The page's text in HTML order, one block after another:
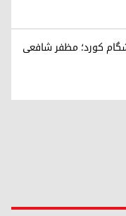
کورد؛ مظفر شافعی